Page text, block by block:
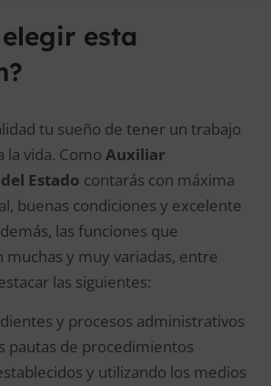
esta
tu sueño de tener un trabajo
la vida. Como Auxiliar
Estado contarás con máxima
buenas condiciones y excelente
las funciones que
muchas y muy variadas, entre
las siguientes:
y procesos administrativos
pautas de procedimientos
y utilizando los medios